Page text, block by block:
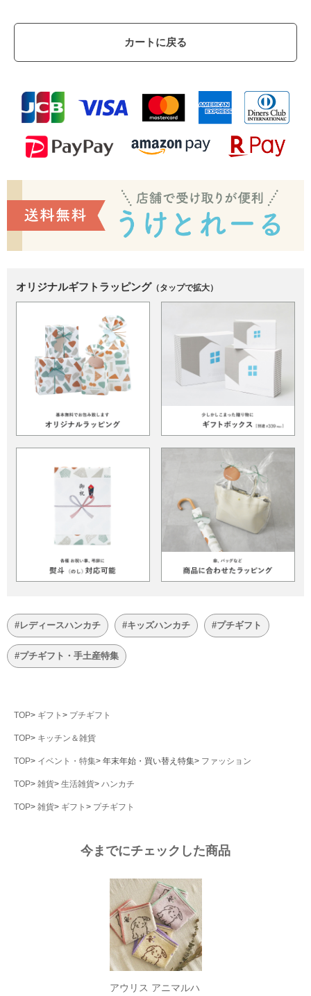
カートに戻る
オリジナルギフトラッピング （タップで拡大）
#レディースハンカチ #キッズハンカチ #プチギフト
#プチギフト・手土産特集
TOP ギフト プチギフト
TOP キッチン＆雑貨
TOP イベント・特集 年末年始・買い替え特集 ファッション
TOP 雑貨 生活雑貨 ハンカチ
TOP 雑貨 ギフト プチギフト
今までにチェックした商品
アウリス アニマルハ